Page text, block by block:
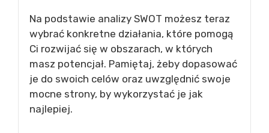
Na podstawie analizy SWOT możesz teraz
wybrać konkretne działania, które pomogą
Ci rozwijać się w obszarach, w których
masz potencjał. Pamiętaj, żeby dopasować
je do swoich celów oraz uwzględnić swoje
mocne strony, by wykorzystać je jak
najlepiej.